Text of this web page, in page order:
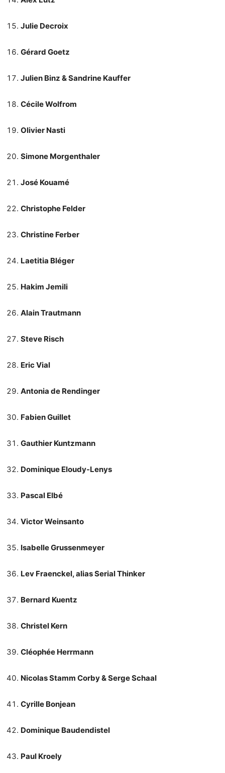
Julie Decroix
Gérard Goetz
Julien Binz & Sandrine Kauffer
Cécile Wolfrom
Olivier Nasti
Simone Morgenthaler
José Kouamé
Christophe Felder
Christine Ferber
Laetitia Bléger
Hakim Jemili
Alain Trautmann
Steve Risch
Eric Vial
Antonia de Rendinger
Fabien Guillet
Gauthier Kuntzmann
Dominique Eloudy-Lenys
Pascal Elbé
Victor Weinsanto
Isabelle Grussenmeyer
Lev Fraenckel, alias Serial Thinker
Bernard Kuentz
Christel Kern
Cléophée Herrmann
Nicolas Stamm Corby & Serge Schaal
Cyrille Bonjean
Dominique Baudendistel
Paul Kroely